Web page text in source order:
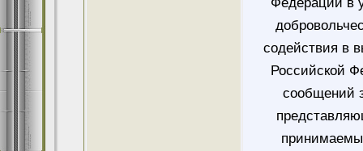
содействия в
Российской
сообщений